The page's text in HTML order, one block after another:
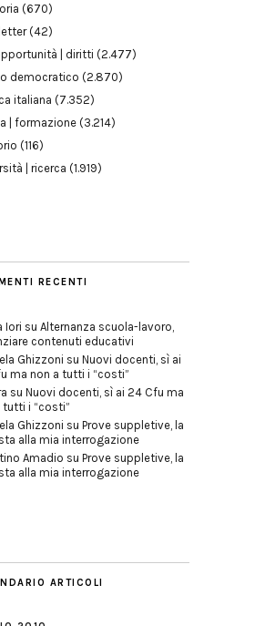
(670)
(42)
| diritti (2.477)
democratico (2.870)
italiana (7.352)
| formazione (3.214)
(116)
| ricerca (1.919)
RECENTI
Iori su Alternanza scuola-lavoro,
contenuti educativi
Ghizzoni su Nuovi docenti, sì ai
ma non a tutti i “costi”
su Nuovi docenti, sì ai 24 Cfu ma
tutti i “costi”
Ghizzoni su Prove suppletive, la
alla mia interrogazione
Amadio su Prove suppletive, la
alla mia interrogazione
ARTICOLI